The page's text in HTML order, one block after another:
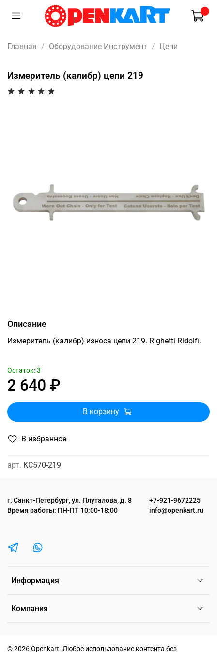
Главная Оборудование Инструмент Цепи
Измеритель (калибр) цепи 219
В избранное
арт. KC570-219
Описание
Измеритель (калибр) износа цепи 219. Righetti Ridolfi.
2 640 ₽
Остаток: 3
В корзину
Информация
Компания
г. Санкт-Петербург, ул. Плуталова, д. 8
Время работы: ПН-ПТ 10:00-18:00
+7-921-9672225
info@openkart.ru
©2026 Openkart. Любое использование контента без